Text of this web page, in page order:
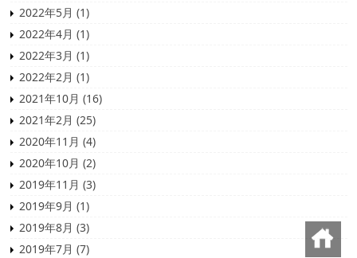
2022年5月 (1)
2022年4月 (1)
2022年3月 (1)
2022年2月 (1)
2021年10月 (16)
2021年2月 (25)
2020年11月 (4)
2020年10月 (2)
2019年11月 (3)
2019年9月 (1)
2019年8月 (3)
2019年7月 (7)
回到首页